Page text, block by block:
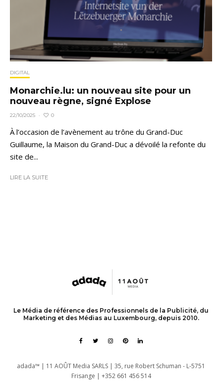
DIGITAL
Monarchie.lu: un nouveau site pour un
nouveau règne, signé Explose
22/10/2025 · 0
À l’occasion de l’avènement au trône du Grand-Duc
Guillaume, la Maison du Grand-Duc a dévoilé la refonte du
site de...
LIRE LA SUITE
Le Média de référence des Professionnels de la Publicité, du
Marketing et des Médias au Luxembourg, depuis 2010.
adada™ | 11 AOÛT Media SARLS | 35, rue Robert Schuman - L-5751
Frisange | +352 661 456 514